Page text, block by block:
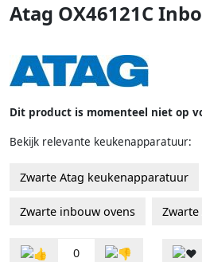
Atag OX46121C
Dit product is momenteel niet op
Bekijk relevante keukenapparatuur:
Zwarte Atag keukenapparatuur
Zwarte inbouw ovens
0